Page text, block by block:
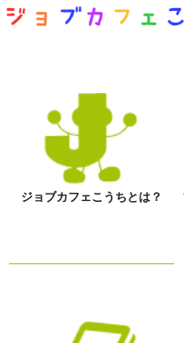
ジョブカフェこうちとは？